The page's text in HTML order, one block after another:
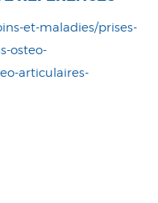
et-maladies/prises-
osteo-
articulaires-